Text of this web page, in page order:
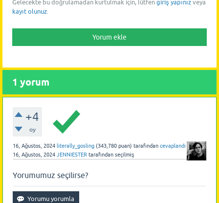
Gelecekte bu doğrulamadan kurtulmak için, lütfen giriş yapınız veya
kayıt olunuz.
1 yorum
+4
oy
16, Ağustos, 2024 literally_gosling (343,780 puan) tarafından cevaplandı
16, Ağustos, 2024 JENNIESTER tarafından seçilmiş
Yorumumuz seçilirse?